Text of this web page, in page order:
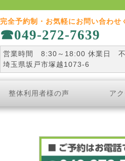
完全予約制・お気軽にお問い合わせ
049-272-7639
営業時間 8:30～18:00 休業日
埼玉県坂戸市塚越1073-6
整体利用者様の声 ア